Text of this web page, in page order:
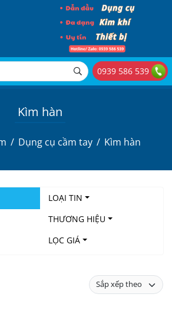
0939 586 539
Kìm hàn
Dụng cụ cầm tay Kìm hàn
LOẠI TIN
THƯƠNG HIỆU
LỌC GIÁ